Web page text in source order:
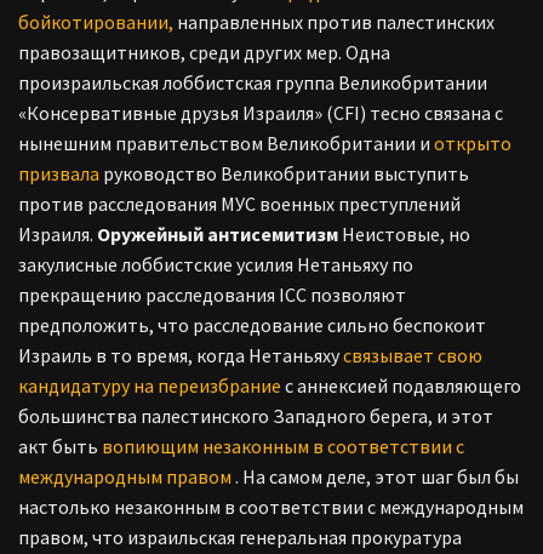
бойкотировании, направленных против палестинских
правозащитников, среди других мер. Одна
произраильская лоббистская группа Великобритании
«Консервативные друзья Израиля» (CFI) тесно связана с
нынешним правительством Великобритании и открыто
призвала руководство Великобритании выступить
против расследования МУС военных преступлений
Израиля. Оружейный антисемитизм Неистовые, но
закулисные лоббистские усилия Нетаньяху по
прекращению расследования ICC позволяют
предположить, что расследование сильно беспокоит
Израиль в то время, когда Нетаньяхусвязывает свою
кандидатуру на переизбрание с аннексией подавляющего
большинства палестинского Западного берега, и этот
акт быть вопиющим незаконным в соответствии с
международным правом . На самом деле, этот шаг был бы
настолько незаконным в соответствии с международным
правом, что израильская генеральная прокуратура